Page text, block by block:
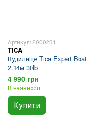
Артикул: 2000231
TICA
Вудилище Tica Expert Boat
2.14м 30lb
4 990 грн
В наявності
Купити